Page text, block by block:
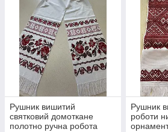
Рушник вишитий
святковий домоткане
полотно ручна робота
Рушник
роботи